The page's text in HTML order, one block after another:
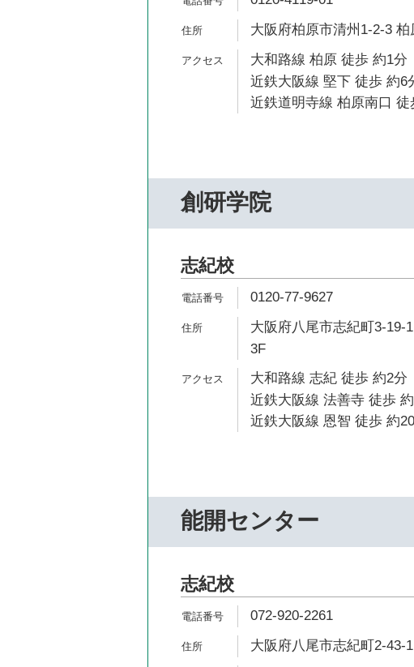
大阪府柏原市清州1-2-3
大和路線 柏原 徒歩 約1分
近鉄大阪線 堅下 徒歩 約6
近鉄道明寺線 柏原南口 徒
創研学院
志紀校
0120-77-9627
大阪府八尾市志紀町3-19-
3F
大和路線 志紀 徒歩 約2分
近鉄大阪線 法善寺 徒歩
近鉄大阪線 恩智 徒歩 約
能開センター
志紀校
072-920-2261
大阪府八尾市志紀町2-43-1